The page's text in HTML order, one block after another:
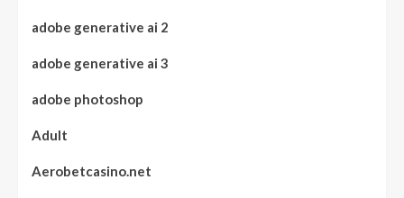
adobe generative ai 2
adobe generative ai 3
adobe photoshop
Adult
Aerobetcasino.net